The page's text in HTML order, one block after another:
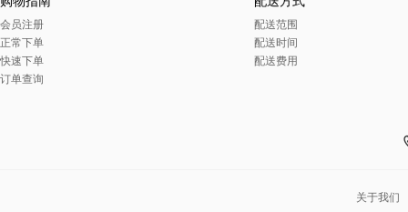
会员注册
正常下单
快速下单
订单查询
配送范围
配送时间
配送费用
关于我们